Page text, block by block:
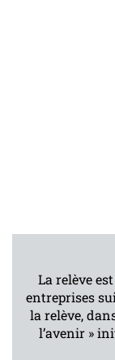
La relève
entreprises
la relève,
l’avenir »